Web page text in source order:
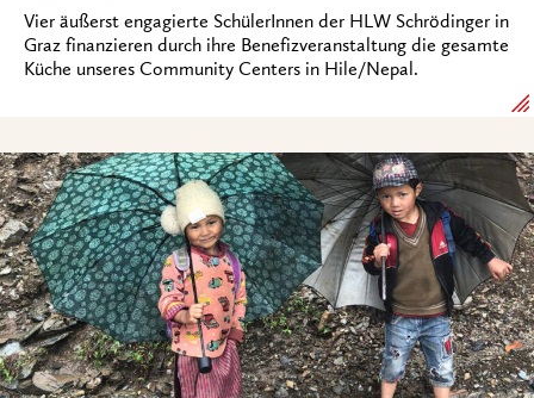
Vier äußerst engagierte SchülerInnen der HLW Schrödinger in
Graz finanzieren durch ihre Benefizveranstaltung die gesamte
Küche unseres Community Centers in Hile/Nepal.